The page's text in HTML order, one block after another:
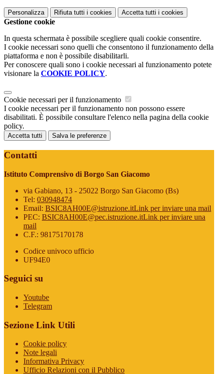
Personalizza Rifiuta tutti i cookies Accetta tutti i cookies
Gestione cookie
In questa schermata è possibile scegliere quali cookie consentire.
I cookie necessari sono quelli che consentono il funzionamento della
piattaforma e non è possibile disabilitarli.
Per conoscere quali sono i cookie necessari al funzionamento potete
visionare la COOKIE POLICY.
Cookie necessari per il funzionamento
I cookie necessari per il funzionamento non possono essere
disabilitati. È possibile consultare l'elenco nella pagina della cookie
policy.
Accetta tutti Salva le preferenze
Contatti
Istituto Comprensivo di Borgo San Giacomo
via Gabiano, 13 - 25022 Borgo San Giacomo (Bs)
Tel: 030948474
Email: BSIC8AH00E@istruzione.itLink per inviare una mail
PEC: BSIC8AH00E@pec.istruzione.itLink per inviare una
mail
C.F.: 98175170178
Codice univoco ufficio
UF94E0
Seguici su
Youtube
Telegram
Sezione Link Utili
Cookie policy
Note legali
Informativa Privacy
Ufficio Relazioni con il Pubblico